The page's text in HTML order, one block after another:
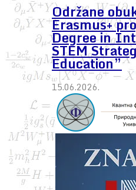
Održane
Erasmus+
Degree in
STEM
Education”
15.06.2026.